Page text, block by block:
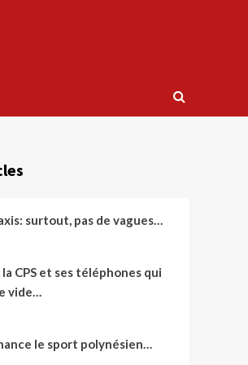
surtout, pas de vagues…
la CPS et ses téléphones qui
vide…
le sport polynésien…